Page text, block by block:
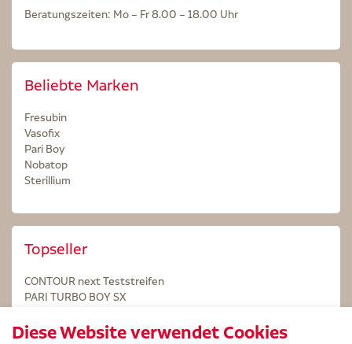
Beratungszeiten: Mo – Fr 8.00 – 18.00 Uhr
Beliebte Marken
Fresubin
Vasofix
Pari Boy
Nobatop
Sterillium
Topseller
CONTOUR next Teststreifen
PARI TURBO BOY SX
Kintex Kinesiologie Tape blau
Diese Website verwendet Cookies